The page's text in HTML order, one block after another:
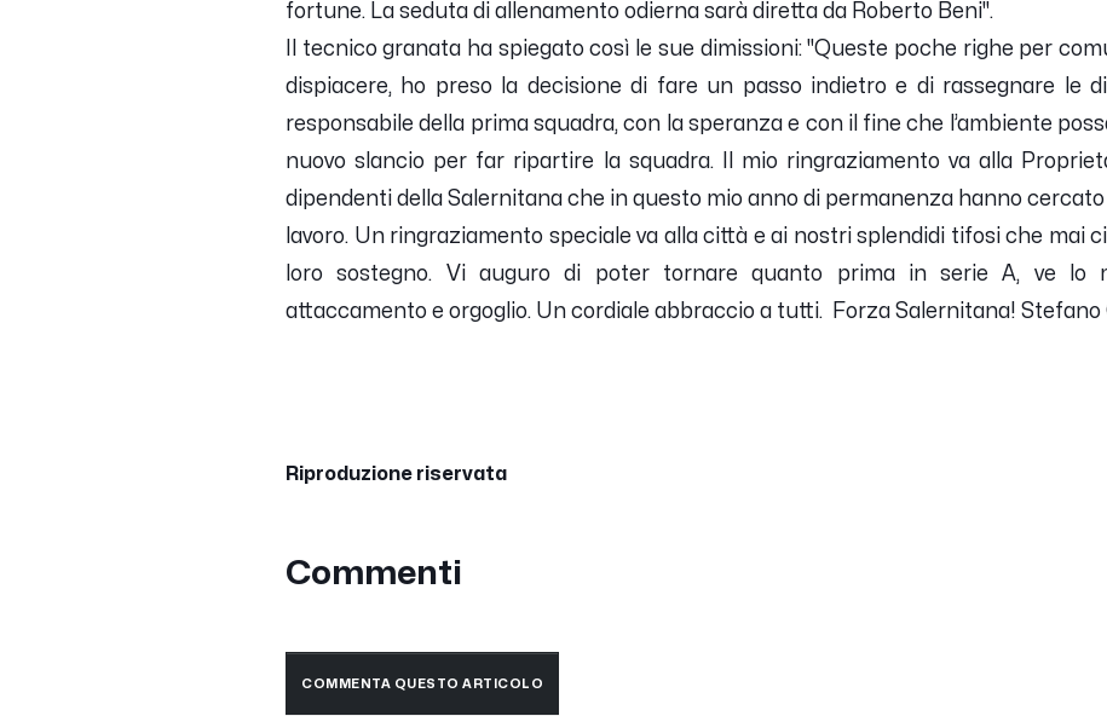
fortune. La seduta di allenamento odierna sarà diretta da Roberto Beni".
Il tecnico granata ha spiegato così le sue dimissioni:"Queste poche righe per
dispiacere, ho preso la decisione di fare un passo indietro e di rassegnare le
responsabile della prima squadra, con la speranza e con il fine che l’ambiente
nuovo slancio per far ripartire la squadra. Il mio ringraziamento va alla
dipendenti della Salernitana che in questo mio anno di permanenza hanno cercato
lavoro. Un ringraziamento speciale va alla città e ai nostri splendidi tifosi che mai
loro sostegno. Vi auguro di poter tornare quanto prima in serie A, ve lo
attaccamento e orgoglio. Un cordiale abbraccio a tutti. Forza Salernitana! Stefano
Riproduzione riservata
Commenti
COMMENTA QUESTO ARTICOLO